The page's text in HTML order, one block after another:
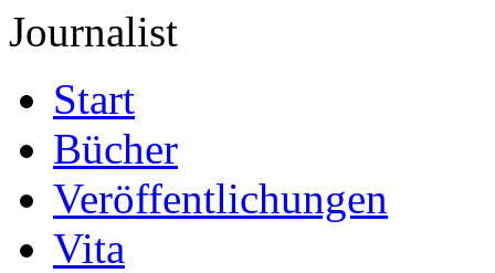
Inhalt
springenStart
Bücher
Veröffentlichungen
Vita